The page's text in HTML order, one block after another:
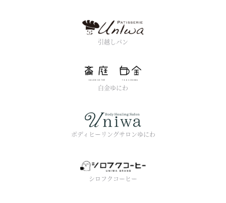
引越しパン
白金ゆにわ
ボディヒーリングサロンゆにわ
シロフクコーヒー